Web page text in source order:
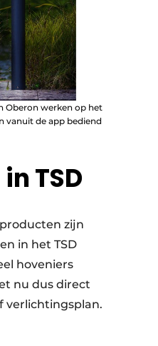
Oberon werken op het
vanuit de app bediend
TSD
zijn
in het TSD
hoveniers
nu dus direct
verlichtingsplan.